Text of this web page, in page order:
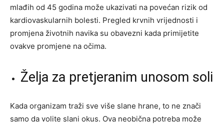
mlađih od 45 godina može ukazivati na povećan rizik od
kardiovaskularnih bolesti. Pregled krvnih vrijednosti i
promjena životnih navika su obavezni kada primijetite
ovakve promjene na očima.
Želja za pretjeranim unosom soli
Kada organizam traži sve više slane hrane, to ne znači
samo da volite slani okus. Ova neobična potreba može